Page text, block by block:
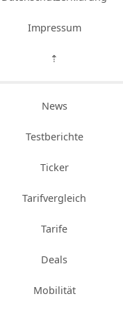
Impressum
⇡
News
Testberichte
Ticker
Tarifvergleich
Tarife
Deals
Mobilität